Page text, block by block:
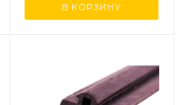
В КОРЗИНУ